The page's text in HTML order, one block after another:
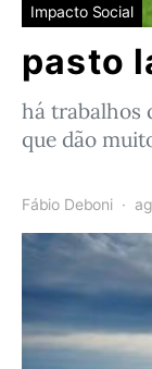
Impacto Social
pasto
há trabalhos
que dão
Fábio Deboni